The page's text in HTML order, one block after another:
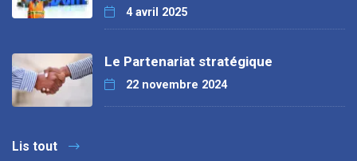
4 avril 2025
Le Partenariat stratégique
22 novembre 2024
Lis tout